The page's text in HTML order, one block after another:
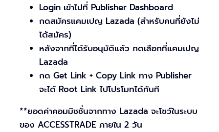
Login เข้าไปที่ Publisher Dashboard
กดสมัครแคมเปญ Lazada (สำหรับคนที่ยังไม่
ได้สมัคร)
หลังจากที่ได้รับอนุมัติแล้ว กดเลือกที่แคมเปญ
Lazada
กด Get Link + Copy Link ทาง Publisher
จะได้ Root Link ไปโปรโมทได้ทันที
**ยอดค่าคอมมิชชั่นจากทาง Lazada จะโชว์ในระบบ
ของ ACCESSTRADE ภายใน 2 วัน